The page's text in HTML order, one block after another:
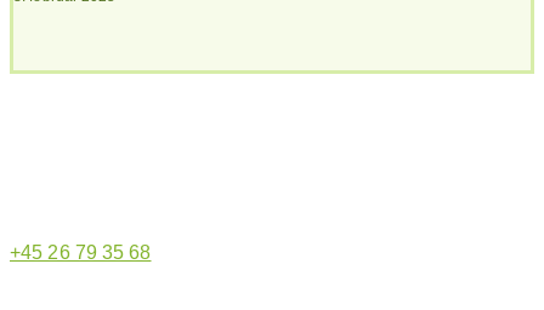
+45 26 79 35 68